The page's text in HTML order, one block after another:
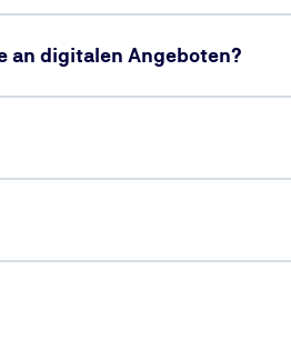
an digitalen Angeboten?